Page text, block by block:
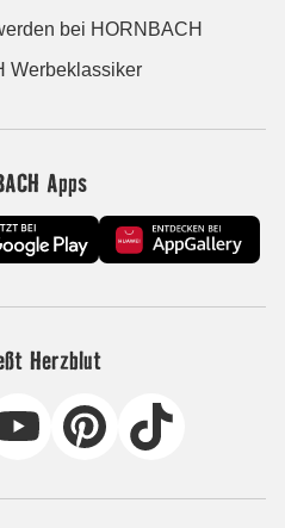
bei HORNBACH
Werbeklassiker
Apps
Herzblut